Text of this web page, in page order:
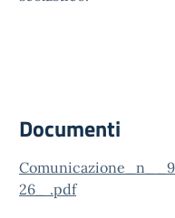
Documenti
26_ .pdf